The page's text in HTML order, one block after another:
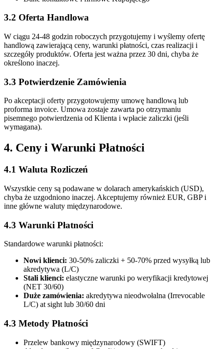
3.2 Oferta Handlowa
W ciągu 24-48 godzin roboczych przygotujemy i wyślemy ofertę
handlową zawierającą ceny, warunki płatności, czas realizacji i
szczegóły produktów. Oferta jest ważna przez 30 dni, chyba że
określono inaczej.
3.3 Potwierdzenie Zamówienia
Po akceptacji oferty przygotowujemy umowę handlową lub
proforma invoice. Umowa zostaje zawarta po otrzymaniu
pisemnego potwierdzenia od Klienta i wpłacie zaliczki (jeśli
wymagana).
4. Ceny i Warunki Płatności
4.1 Waluta Rozliczeń
Wszystkie ceny są podawane w dolarach amerykańskich (USD),
chyba że uzgodniono inaczej. Akceptujemy również EUR, GBP i
inne główne waluty międzynarodowe.
4.3 Warunki Płatności
Standardowe warunki płatności:
Nowi klienci: 30-50% zaliczki + 50-70% przed wysyłką lub
akredytywa (L/C)
Stali klienci: elastyczne warunki po weryfikacji kredytowej
(NET 30/60)
Duże zamówienia: akredytywa nieodwołalna (Irrevocable
L/C) at sight lub 30/60 dni
4.3 Metody Płatności
Przelew bankowy międzynarodowy (SWIFT)